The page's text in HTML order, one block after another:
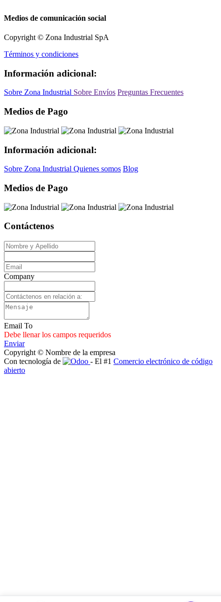
Medios de comunicación social
Copyright © Zona Industrial SpA
Términos y condiciones
Información adicional:
Sobre Zona Industrial Sobre Envíos Preguntas Frecuentes
Medios de Pago
Información adicional:
Sobre Zona Industrial Quienes somos Blog
Medios de Pago
Contáctenos
Company
Email To
Debe llenar los campos requeridos
Enviar
Copyright © Nombre de la empresa
Con tecnología de
- El #1 Comercio electrónico de código
abierto